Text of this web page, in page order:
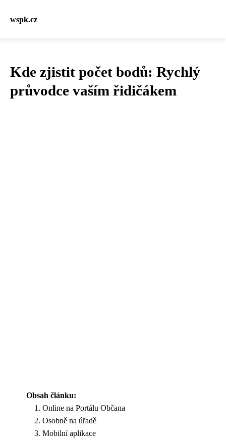
wspk.cz
Kde zjistit počet bodů: Rychlý
průvodce vaším řidičákem
Obsah článku:
Online na Portálu Občana
Osobně na úřadě
Mobilní aplikace